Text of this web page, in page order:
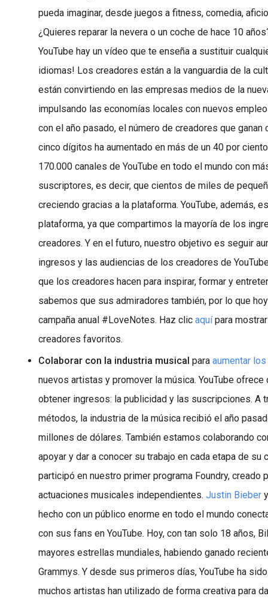
pueda imaginar, desde juegos a fitness, comedia,
¿Quieres reparar la nevera o un coche de hace 10
YouTube hay un vídeo que te enseña a sustituir
idiomas! Los creadores están a la vanguardia de la
están convirtiendo en las empresas medios de la
impulsando las economías locales con nuevos
con el año pasado, el número de creadores que ganan
cinco dígitos ha aumentado en más de un 40 por
170.000 canales de YouTube en todo el mundo con
suscriptores, es decir, que cientos de miles de
creciendo gracias a la plataforma. YouTube, además,
plataforma, ya que compartimos la mayoría de los
creadores. Y en el futuro, nuestro objetivo es seguir
ingresos y las audiencias de los creadores de
que los creadores hacen para inspirar, formar y
sabemos que sus admiradores también, por lo que
campaña anual #LoveNotes. Haz clic aquípara
creadores favoritos.
Colaborar con la industria musical para aumentar
nuevos artistas y promover la música. YouTube ofrece
obtener ingresos: la publicidad y las suscripciones. A
métodos, la industria de la música recibió el año
millones de dólares. También estamos colaborando
apoyar y dar a conocer su trabajo en cada etapa de su
participó en nuestro primer programa Foundry, creado
actuaciones musicales independientes. Justin Bieber
hecho con un público enorme en todo el mundo
con sus fans en YouTube. Hoy, con tan solo 18 años,
mayores estrellas mundiales, habiendo ganado
Grammys. Y desde sus primeros días, YouTube ha
muchos artistas han utilizado de forma creativa para